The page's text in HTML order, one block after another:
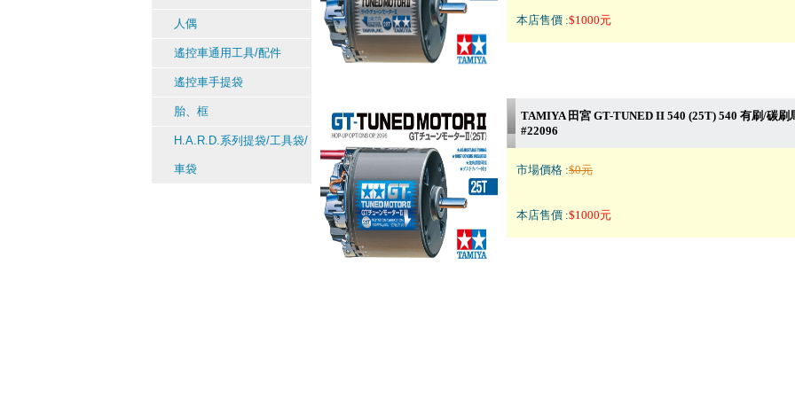
人偶
遙控車通用工具/配件
遙控車手提袋
胎、框
H.A.R.D.系列提袋/工具袋/
車袋
本店售價 :$1000元
TAMIYA 田宮 GT-TUNED II 540 (25T) 540 有刷/碳刷
#22096
市場價格 :$0元
本店售價 :$1000元